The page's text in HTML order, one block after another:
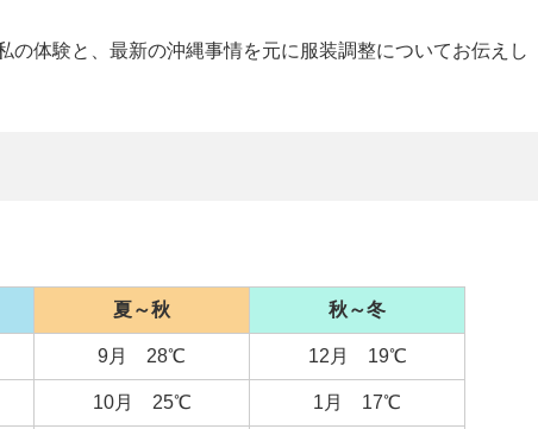
の体験と、最新の沖縄事情を元に服装調整についてお伝えし
夏～秋 秋～冬
9月 28℃ 12月 19℃
10月 25℃ 1月 17℃